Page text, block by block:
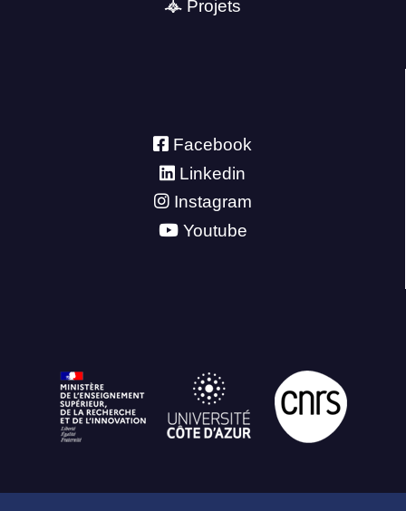
Projets
Facebook
Linkedin
Instagram
Youtube